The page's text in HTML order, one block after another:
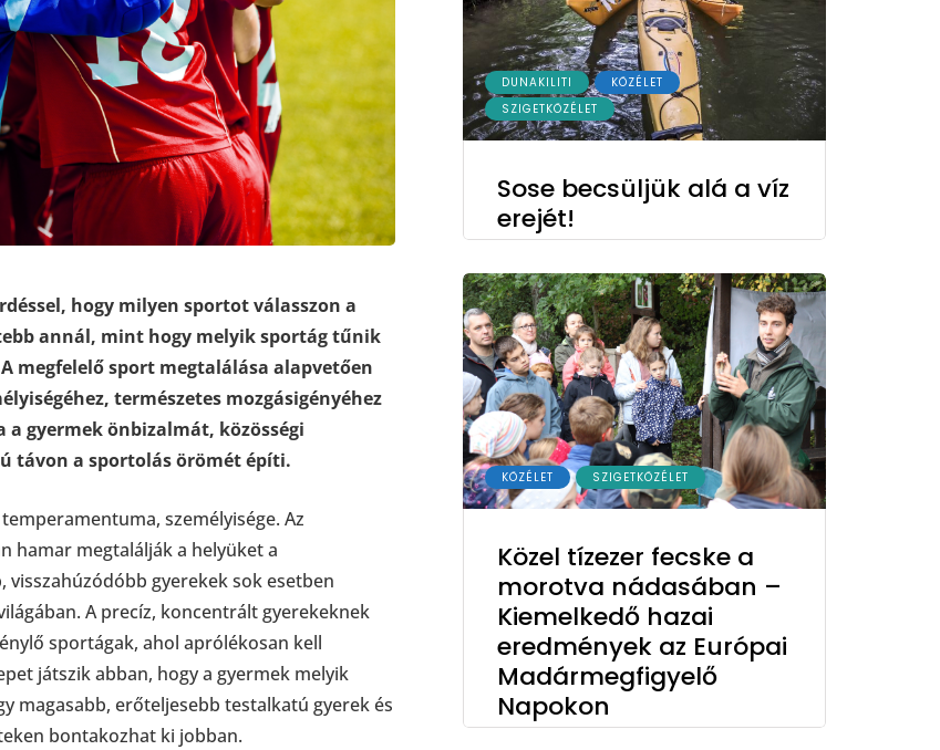
hogy milyen sportot válasszon a
annál, mint hogy melyik sportág tűnik
megfelelő sport megtalálása alapvetően
természetes mozgásigényéhez
a gyermek önbizalmát, közösségi
távon a sportolás örömét építi.
személyisége. Az
hamar megtalálják a helyüket a
gyerekek sok esetben
A precíz, koncentrált gyerekeknek
sportágak, ahol aprólékosan kell
játszik abban, hogy a gyermek melyik
magasabb, erőteljesebb testalkatú gyerek és
bontakozhat ki jobban.
DUNAKILITI
KÖZÉLET
SZIGETKÖZÉLET
Sose becsüljük alá a víz
erejét!
KÖZÉLET SZIGETKÖZÉLET
Közel tízezer fecske a
morotva nádasában –
Kiemelkedő hazai
eredmények az Európai
Madármegfigyelő
Napokon